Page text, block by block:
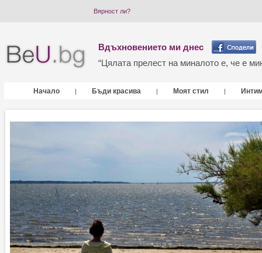
Вярност ли?
Вдъхновението ми днес
“Цялата прелест на миналото е, че е
Начало | Бъди красива | Моят стил |